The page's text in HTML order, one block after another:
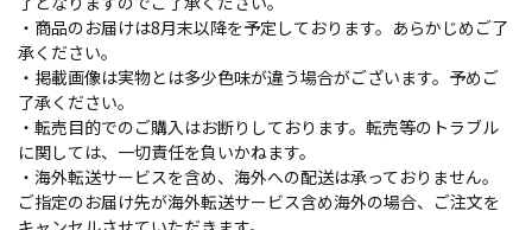
・商品のお届けは8月末以降を予定しております。あらかじめご了
承ください。
・掲載画像は実物とは多少色味が違う場合がございます。予めご
了承ください。
・転売目的でのご購入はお断りしております。転売等のトラブル
に関しては、一切責任を負いかねます。
・海外転送サービスを含め、海外への配送は承っておりません。
ご指定のお届け先が海外転送サービス含め海外の場合、ご注文を